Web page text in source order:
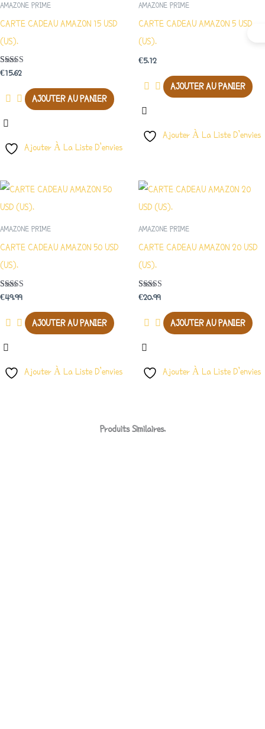
AMAZONE PRIME
CARTE CADEAU AMAZON 15 USD
(US).
Note
€15.62
AJOUTER AU PANIER
Ajouter À La Liste D’envies
AMAZONE PRIME
CARTE CADEAU AMAZON 5 USD
(US).
€5.12
AJOUTER AU PANIER
Ajouter À La Liste D’envies
AMAZONE PRIME
CARTE CADEAU AMAZON 50 USD
(US).
Note
€49.99
AJOUTER AU PANIER
Ajouter À La Liste D’envies
AMAZONE PRIME
CARTE CADEAU AMAZON 20 USD
(US).
Note
€20.99
AJOUTER AU PANIER
Ajouter À La Liste D’envies
Produits Similaires.